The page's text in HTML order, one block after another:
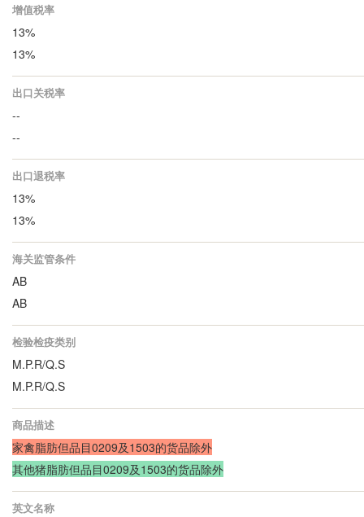
增值税率
13%
13%
出口关税率
--
--
出口退税率
13%
13%
海关监管条件
AB
AB
检验检疫类别
M.P.R/Q.S
M.P.R/Q.S
商品描述
家禽脂肪但品目0209及1503的货品除外
其他猪脂肪但品目0209及1503的货品除外
英文名称